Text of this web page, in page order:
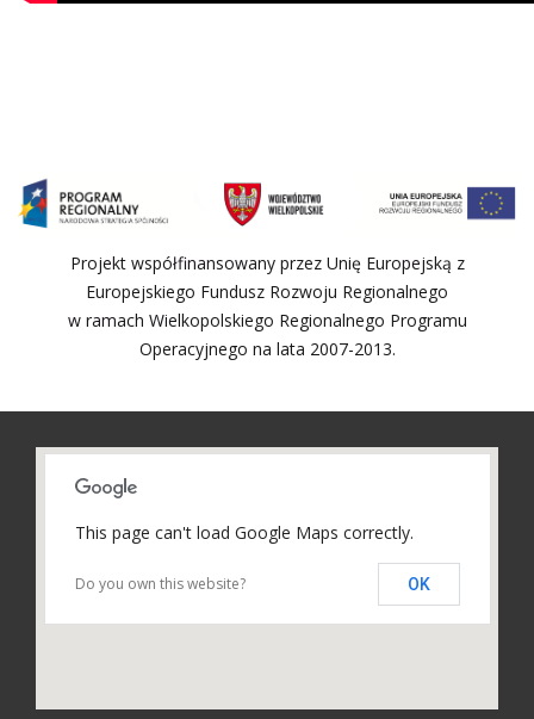
Projekt współfinansowany przez Unię Europejską z
Europejskiego Fundusz Rozwoju Regionalnego
w ramach Wielkopolskiego Regionalnego Programu
Operacyjnego na lata 2007-2013.
This page can't load Google Maps correctly.
Do you own this website? OK